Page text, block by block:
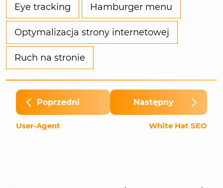
Eye tracking Hamburger menu
Optymalizacja strony internetowej
Ruch na stronie
Poprzedni
User-Agent
Następny
White Hat SEO